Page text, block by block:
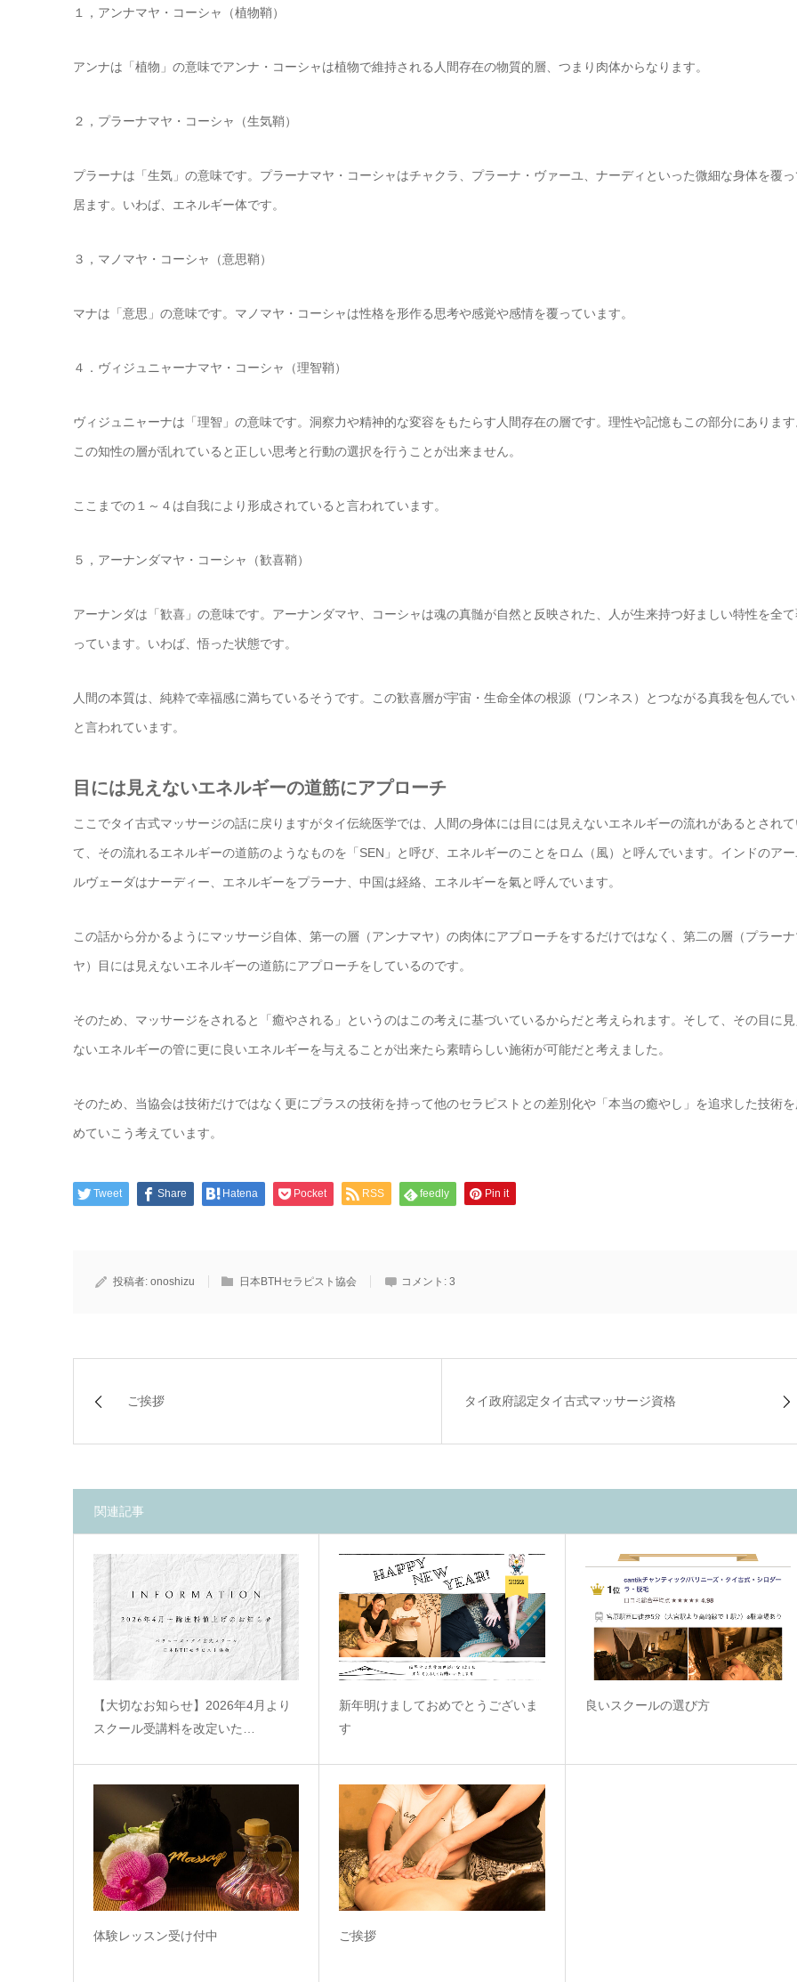
１，アンナマヤ・コーシャ（植物鞘）
アンナは「植物」の意味でアンナ・コーシャは植物で維持される人間存在の物質的層、つまり肉体からなります。
２，プラーナマヤ・コーシャ（生気鞘）
プラーナは「生気」の意味です。プラーナマヤ・コーシャはチャクラ、プラーナ・ヴァーユ、ナーディといった微細な身体を覆っ
居ます。いわば、エネルギー体です。
３，マノマヤ・コーシャ（意思鞘）
マナは「意思」の意味です。マノマヤ・コーシャは性格を形作る思考や感覚や感情を覆っています。
４．ヴィジュニャーナマヤ・コーシャ（理智鞘）
ヴィジュニャーナは「理智」の意味です。洞察力や精神的な変容をもたらす人間存在の層です。理性や記憶もこの部分にあります
この知性の層が乱れていると正しい思考と行動の選択を行うことが出来ません。
ここまでの１～４は自我により形成されていると言われています。
５，アーナンダマヤ・コーシャ（歓喜鞘）
アーナンダは「歓喜」の意味です。アーナンダマヤ、コーシャは魂の真髄が自然と反映された、人が生来持つ好ましい特性を全
っています。いわば、悟った状態です。
人間の本質は、純粋で幸福感に満ちているそうです。この歓喜層が宇宙・生命全体の根源（ワンネス）とつながる真我を包んでい
と言われています。
目には見えないエネルギーの道筋にアプローチ
ここでタイ古式マッサージの話に戻りますがタイ伝統医学では、人間の身体には目には見えないエネルギーの流れがあるとされて
て、その流れるエネルギーの道筋のようなものを「SEN」と呼び、エネルギーのことをロム（風）と呼んでいます。インドのアー
ルヴェーダはナーディー、エネルギーをプラーナ、中国は経絡、エネルギーを氣と呼んでいます。
この話から分かるようにマッサージ自体、第一の層（アンナマヤ）の肉体にアプローチをするだけではなく、第二の層（プラーナ
ヤ）目には見えないエネルギーの道筋にアプローチをしているのです。
そのため、マッサージをされると「癒やされる」というのはこの考えに基づいているからだと考えられます。そして、その目に見
ないエネルギーの管に更に良いエネルギーを与えることが出来たら素晴らしい施術が可能だと考えました。
そのため、当協会は技術だけではなく更にプラスの技術を持って他のセラピストとの差別化や「本当の癒やし」を追求した技術
めていこう考えています。
Tweet Share Hatena Pocket RSS feedly Pin it
投稿者: onoshizu 日本BTHセラピスト協会 コメント: 3
ご挨拶 タイ政府認定タイ古式マッサージ資格
関連記事
【大切なお知らせ】2026年4月より
スクール受講料を改定いた…
新年明けましておめでとうございま
す
良いスクールの選び方
体験レッスン受け付中 ご挨拶